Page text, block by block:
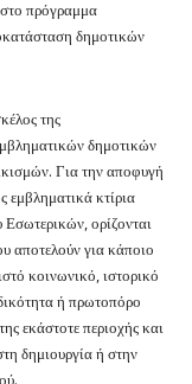
πρόγραμμα
δημοτικών
της
δημοτικών
Για την αποφυγή
εμβληματικά κτίρια
ορίζονται
αποτελούν για κάποιο
κοινωνικό, ιστορικό
ή πρωτοπόρο
εκάστοτε περιοχής και
δημιουργία ή στην